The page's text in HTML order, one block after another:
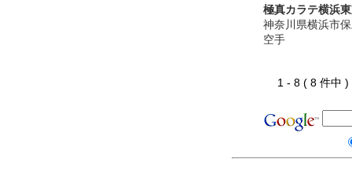
極真カラテ横浜
神奈川県横浜市
空手
1 - 8 ( 8 件